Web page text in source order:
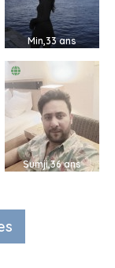
Min,33 ans
Sumji,36 ans